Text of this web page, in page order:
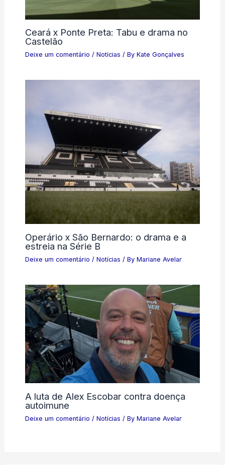
Ceará x Ponte Preta: Tabu e drama no
Castelão
Deixe um comentário / Notícias / By Kate Gonçalves
Operário x São Bernardo: o drama e a
estreia na Série B
Deixe um comentário / Notícias / By Mariane Avelar
A luta de Alex Escobar contra doença
autoimune
Deixe um comentário / Notícias / By Mariane Avelar